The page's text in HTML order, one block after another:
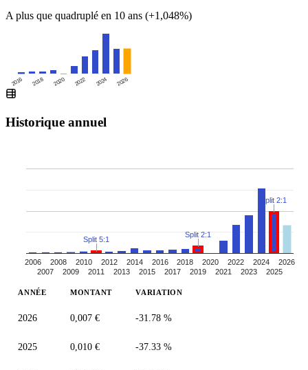
A plus que quadruplé en 10 ans (+1,048%)
2016 2018 2020 2022 2024 2026
Historique annuel
2006
2007
2008
2009
2010
2011
2012
2013
2014
2015
2016
2017
2018
2019
2020
2021
2022
2023
2024
2025
2026
Split 5:1
Split 2:1
Split 2:1
ANNÉE MONTANT VARIATION
2026 0,007 € -31.78 %
2025 0,010 € -37.33 %